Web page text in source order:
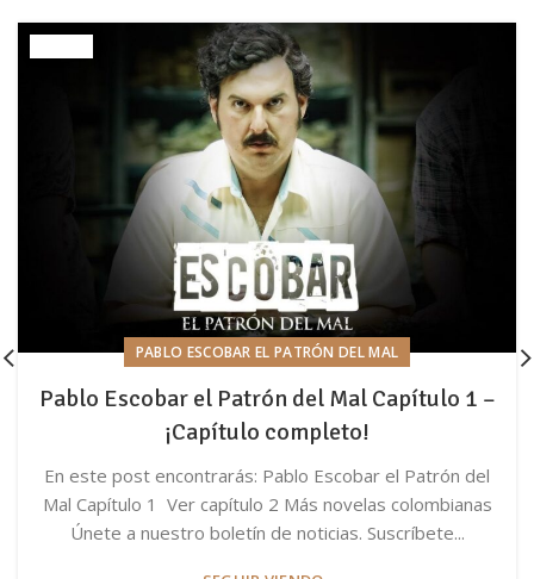
PABLO ESCOBAR EL PATRÓN DEL MAL
Pablo Escobar el Patrón del Mal Capítulo 1 –
¡Capítulo completo!
En este post encontrarás: Pablo Escobar el Patrón del
Mal Capítulo 1 Ver capítulo 2 Más novelas colombianas
Únete a nuestro boletín de noticias. Suscríbete...